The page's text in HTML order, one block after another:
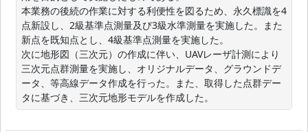
本業務の後続の作業に対する利便性を図るため、永久標識を4
点新設し、2級基準点測量及び3級水準測量を実施した。また
新点を既知点とし、4級基準点測量を実施した。
次に地形図（三次元）の作成に伴い、UAVレーザ計測により
三次元点群測量を実施し、オリジナルデータ、グラウンドデ
ータ、等高線データ作成を行った。また、取得した点群デー
タに基づき、三次元地形モデルを作成した。